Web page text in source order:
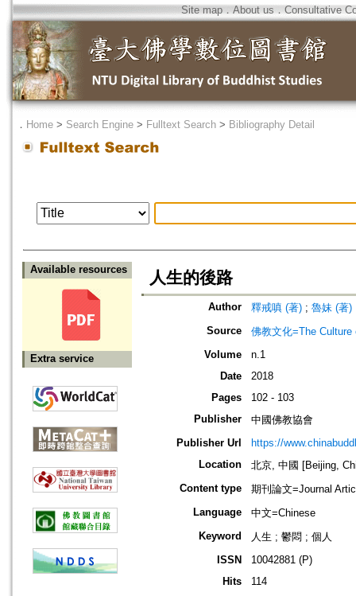
Site map．About us ． Consultative
． Home > Search Engine > Fulltext Search > Bibliography Detail
Available resources
Extra service
人生的後路
Author 釋戒嗔 (著) ; 魯妹 (著)
Source
佛教文化=The
Volume
n.1
Date
2018
Pages
102 - 103
Publisher
中國佛教協會
Publisher Url
https://
Location
北京, 中國 [Beijing,
Content type
期刊論文=Journal
Language
中文=Chinese
Keyword
人生 ; 鬱悶 ; 個人
ISSN
10042881 (P)
Hits
114